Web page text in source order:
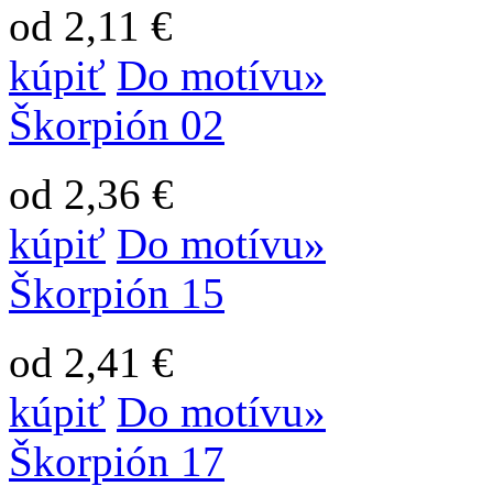
od 2,11 €
kúpiť Do motívu»
Škorpión 02
od 2,36 €
kúpiť Do motívu»
Škorpión 15
od 2,41 €
kúpiť Do motívu»
Škorpión 17